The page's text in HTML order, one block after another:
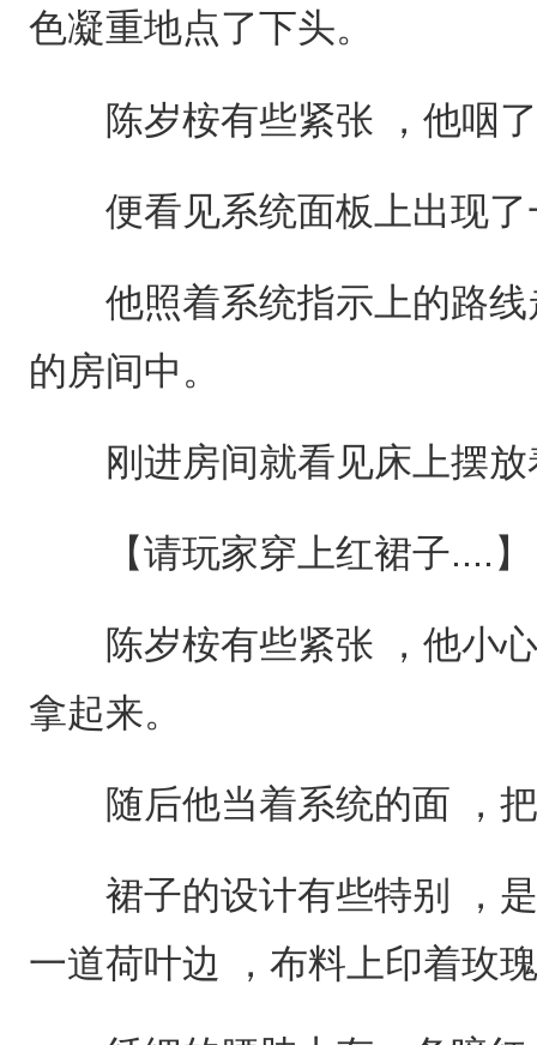
色凝重地点了下头。
陈岁桉有些紧张 ，他咽了
便看见系统面板上出现了
他照着系统指示上的路线
的房间中。
刚进房间就看见床上摆放
【请玩家穿上红裙子....】
陈岁桉有些紧张 ，他小心
拿起来。
随后他当着系统的面 ，把
裙子的设计有些特别 ，是
一道荷叶边 ，布料上印着玫